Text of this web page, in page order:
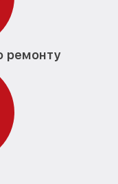
ремонту